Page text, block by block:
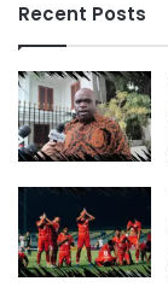
Recent Posts